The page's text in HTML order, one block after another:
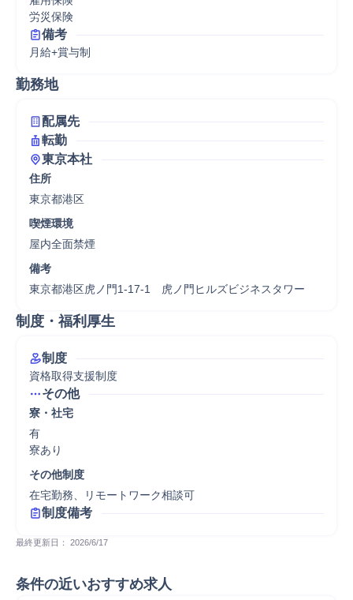
労災保険
備考
月給+賞与制
勤務地
配属先
転勤
東京本社
住所
東京都港区
喫煙環境
屋内全面禁煙
備考
東京都港区虎ノ門1-17-1　虎ノ門ヒルズビジネスタワー
制度・福利厚生
制度
資格取得支援制度
その他
寮・社宅
有
寮あり
その他制度
在宅勤務、リモートワーク相談可
制度備考
最終更新日： 2026/6/17
条件の近いおすすめ求人